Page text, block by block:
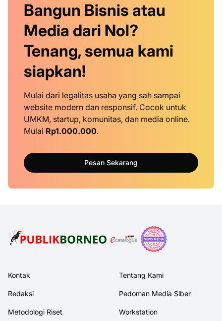
Bangun Bisnis atau
Media dari Nol?
Tenang, semua kami
siapkan!
Mulai dari legalitas usaha yang sah sampai
website modern dan responsif. Cocok untuk
UMKM, startup, komunitas, dan media online.
Mulai Rp1.000.000.
Pesan Sekarang
Kontak Tentang Kami
Redaksi Pedoman Media Siber
Metodologi Riset Workstation